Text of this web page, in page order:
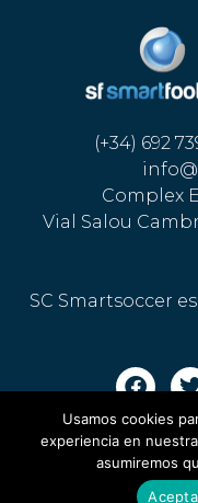
(+34) 692
Complex
Vial Salou
SC Smartsoccer
Aviso legal ·
Usamos cookies
experiencia en
asumiremos